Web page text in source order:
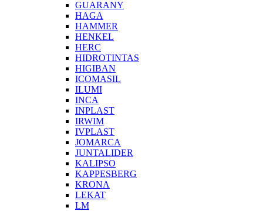
GUARANY
HAGA
HAMMER
HENKEL
HERC
HIDROTINTAS
HIGIBAN
ICOMASIL
ILUMI
INCA
INPLAST
IRWIM
IVPLAST
JOMARCA
JUNTALIDER
KALIPSO
KAPPESBERG
KRONA
LEKAT
LM